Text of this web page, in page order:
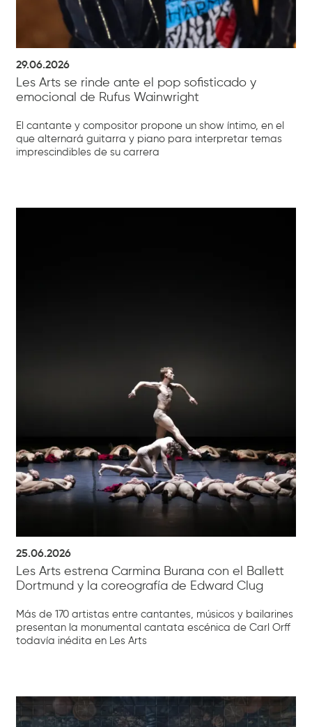
29.06.2026
Les Arts se rinde ante el pop sofisticado y
emocional de Rufus Wainwright
El cantante y compositor propone un show íntimo, en el
que alternará guitarra y piano para interpretar temas
imprescindibles de su carrera
25.06.2026
Les Arts estrena Carmina Burana con el Ballett
Dortmund y la coreografía de Edward Clug
Más de 170 artistas entre cantantes, músicos y bailarines
presentan la monumental cantata escénica de Carl Orff
todavía inédita en Les Arts